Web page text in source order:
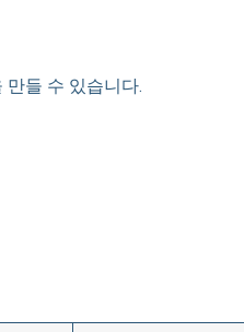
들 수 있습니다.